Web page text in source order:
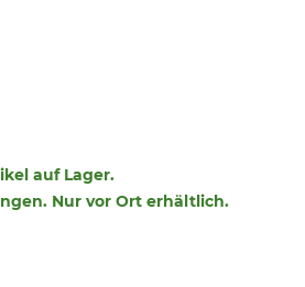
auf Lager.
Nur vor Ort erhältlich.